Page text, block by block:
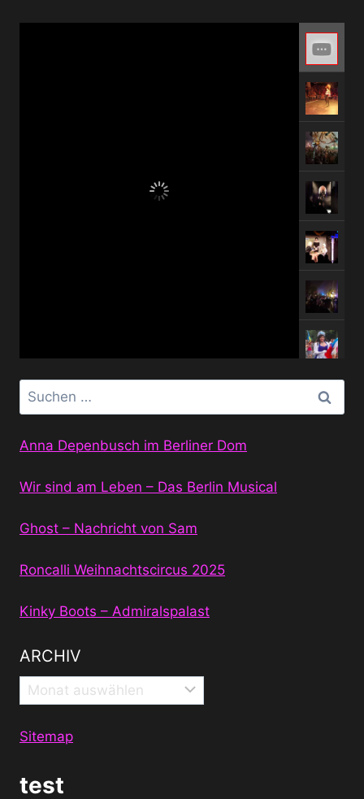
Suchen
nach:
Anna Depenbusch im Berliner Dom
Wir sind am Leben – Das Berlin Musical
Ghost – Nachricht von Sam
Roncalli Weihnachtscircus 2025
Kinky Boots – Admiralspalast
ARCHIV
Archiv
Sitemap
test